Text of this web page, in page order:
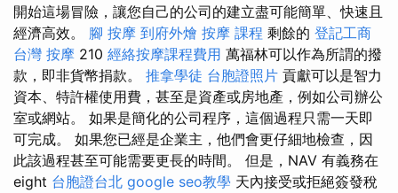
開始這場冒險，讓您自己的公司的建立盡可能簡單、快速且
經濟高效。 腳 按摩 到府外燴 按摩 課程 剩餘的 登記工商
台灣 按摩 210 經絡按摩課程費用 萬福林可以作為所謂的撥
款，即非貨幣捐款。 推拿學徒 台胞證照片 貢獻可以是智力
資本、特許權使用費，甚至是資產或房地產，例如公司辦公
室或網站。 如果是簡化的公司程序，這個過程只​​需一天即
可完成。 如果您已經是企業主，他們會更仔細地檢查，因
此該過程甚至可能需要更長的時間。 但是，NAV 有義務在
eight 台胞證台北 google seo教學 天內接受或拒絕簽發稅